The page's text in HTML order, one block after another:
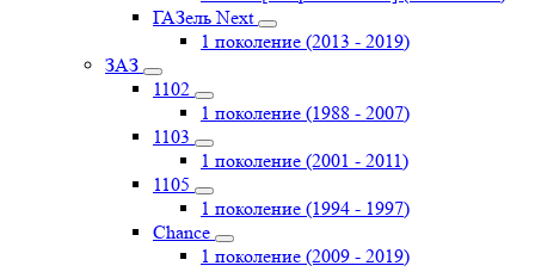
ГАЗель Next
1 поколение (2013 - 2019)
ЗАЗ
1102
1 поколение (1988 - 2007)
1103
1 поколение (2001 - 2011)
1105
1 поколение (1994 - 1997)
Chance
1 поколение (2009 - 2019)